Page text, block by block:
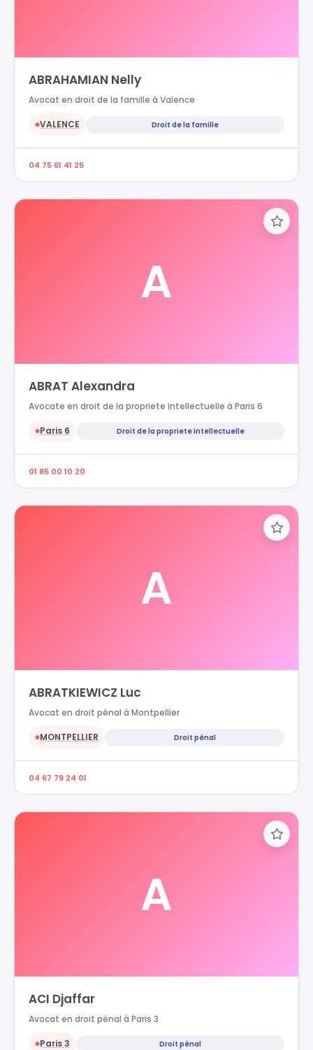
ABRAHAMIAN Nelly
Avocat en droit de la famille à Valence
●VALENCE Droit de la famille
04 75 61 41 25
A
ABRAT Alexandra
Avocate en droit de la propriete intellectuelle à Paris 6
●Paris 6 Droit de la propriete intellectuelle
01 85 00 10 20
A
ABRATKIEWICZ Luc
Avocat en droit pénal à Montpellier
●MONTPELLIER Droit pénal
04 67 79 24 01
A
ACI Djaffar
Avocat en droit pénal à Paris 3
●Paris 3 Droit pénal